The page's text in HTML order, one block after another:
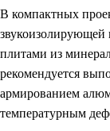
В компактных
звукоизолирующей
плитами из
рекомендуется
армированием
температурным